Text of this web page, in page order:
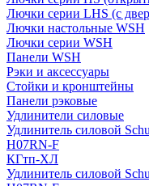
Лючки серии LHS (с
Лючки настольные WSH
Лючки серии WSH
Панели WSH
Рэки и аксессуары
Стойки и кронштейны
Панели рэковые
Удлинители силовые
Удлинитель силовой
H07RN-F
КГтп-ХЛ
Удлинитель силовой